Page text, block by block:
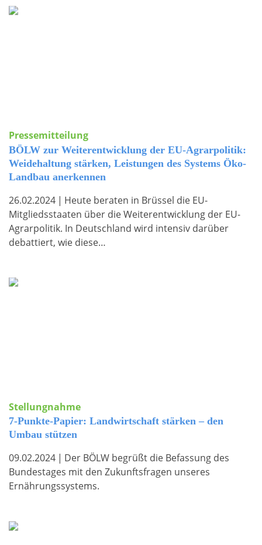
Pressemitteilung
BÖLW zur Weiterentwicklung der EU-Agrarpolitik:
Weidehaltung stärken, Leistungen des Systems Öko-
Landbau anerkennen
26.02.2024 | Heute beraten in Brüssel die EU-
Mitgliedsstaaten über die Weiterentwicklung der EU-
Agrarpolitik. In Deutschland wird intensiv darüber
debattiert, wie diese…
Stellungnahme
7-Punkte-Papier: Landwirtschaft stärken – den
Umbau stützen
09.02.2024 | Der BÖLW begrüßt die Befassung des
Bundestages mit den Zukunftsfragen unseres
Ernährungssystems.